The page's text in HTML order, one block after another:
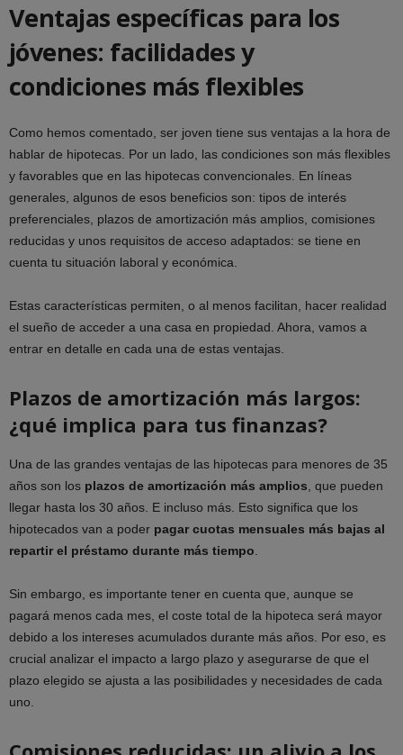
Ventajas específicas para los
jóvenes: facilidades y
condiciones más flexibles
Como hemos comentado, ser joven tiene sus ventajas a la hora de
hablar de hipotecas. Por un lado, las condiciones son más flexibles
y favorables que en las hipotecas convencionales. En líneas
generales, algunos de esos beneficios son: tipos de interés
preferenciales, plazos de amortización más amplios, comisiones
reducidas y unos requisitos de acceso adaptados: se tiene en
cuenta tu situación laboral y económica.
Estas características permiten, o al menos facilitan, hacer realidad
el sueño de acceder a una casa en propiedad. Ahora, vamos a
entrar en detalle en cada una de estas ventajas.
Plazos de amortización más largos:
¿qué implica para tus finanzas?
Una de las grandes ventajas de las hipotecas para menores de 35
años son los plazos de amortización más amplios, que pueden
llegar hasta los 30 años. E incluso más. Esto significa que los
hipotecados van a poder pagar cuotas mensuales más bajas al
repartir el préstamo durante más tiempo.
Sin embargo, es importante tener en cuenta que, aunque se
pagará menos cada mes, el coste total de la hipoteca será mayor
debido a los intereses acumulados durante más años. Por eso, es
crucial analizar el impacto a largo plazo y asegurarse de que el
plazo elegido se ajusta a las posibilidades y necesidades de cada
uno.